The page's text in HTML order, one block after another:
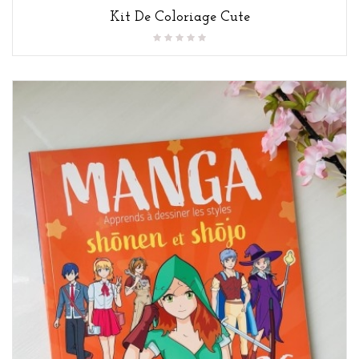
Kit De Coloriage Cute